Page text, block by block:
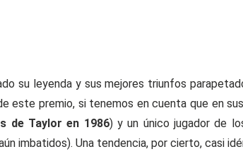
su leyenda y sus mejores triunfos
este premio, si tenemos en cuenta que en
de Taylor en 1986) y un único jugador de
imbatidos). Una tendencia, por cierto, casi